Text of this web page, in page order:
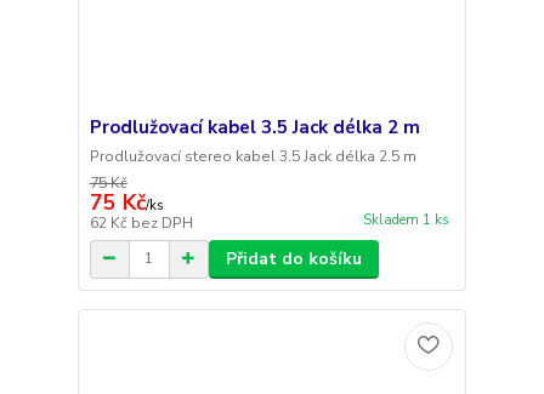
Prodlužovací kabel 3.5 Jack délka 2 m
Prodlužovací stereo kabel 3.5 Jack délka 2.5 m
75 Kč
75 Kč/ks
62 Kč bez DPH Skladem 1 ks
Přidat do košíku